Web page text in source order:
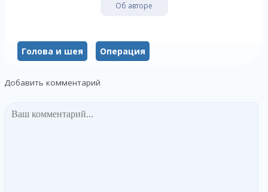
Об авторе
Голова и шея Операция
Добавить комментарий